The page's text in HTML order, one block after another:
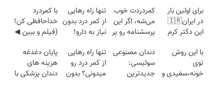
برای اولین بار
در ایران🇮🇷
این دکتر کرم
روزه ساخت!
کمردردت خوب
می‌شه، اگر این
پرسشنامه رو پر
تنها راه رهایی
از کمر درد بدون
نیاز به دارو!
با کمردرد
خداحافظی کن!
(فیلم و ببین ◀
پرکن)
با این روش
توی
خونه،سفیدی و
دندان مصنوعی
سوئیسی:
جدیدترین
تنها راه رهایی
از کمر درد رو
میدونی؟ بدون
پایان دغدغه
هزینه های
دندان پزشکی با